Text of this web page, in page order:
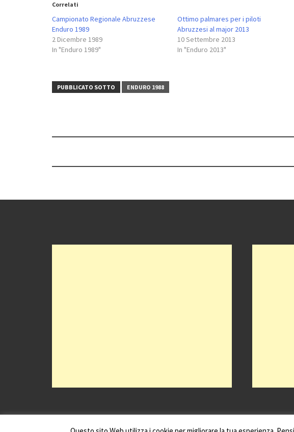
Correlati
Campionato Regionale Abruzzese
Enduro 1989
2 Dicembre 1989
In "Enduro 1989"
Ottimo palmares per i piloti
Abruzzesi al major 2013
10 Settembre 2013
In "Enduro 2013"
PUBBLICATO SOTTO ENDURO 1988